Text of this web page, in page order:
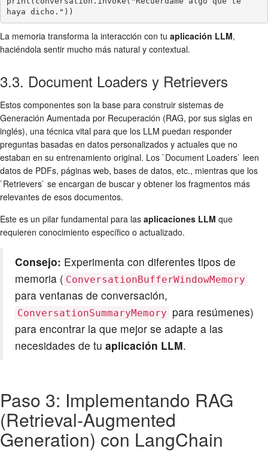
haya dicho."))
La memoria transforma la interacción con tu aplicación LLM,
haciéndola sentir mucho más natural y contextual.
3.3. Document Loaders y Retrievers
Estos componentes son la base para construir sistemas de
Generación Aumentada por Recuperación (RAG, por sus siglas en
inglés), una técnica vital para que los LLM puedan responder
preguntas basadas en datos personalizados y actuales que no
estaban en su entrenamiento original. Los `Document Loaders` leen
datos de PDFs, páginas web, bases de datos, etc., mientras que los
`Retrievers` se encargan de buscar y obtener los fragmentos más
relevantes de esos documentos.
Este es un pilar fundamental para las aplicaciones LLM que
requieren conocimiento específico o actualizado.
Consejo: Experimenta con diferentes tipos de
memoria ( ConversationBufferWindowMemory
para ventanas de conversación,
ConversationSummaryMemory para resúmenes)
para encontrar la que mejor se adapte a las
necesidades de tu aplicación LLM.
Paso 3: Implementando RAG
(Retrieval-Augmented
Generation) con LangChain